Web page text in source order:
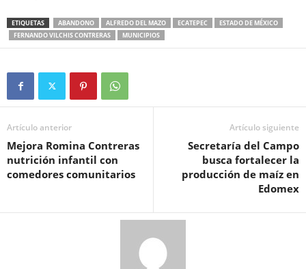
ETIQUETAS ABANDONO ALFREDO DEL MAZO ECATEPEC
ESTADO DE MÉXICO
FERNANDO VILCHIS CONTRERAS
MUNICIPIOS
Artículo anterior
Mejora Romina Contreras
nutrición infantil con
comedores comunitarios
Artículo siguiente
Secretaría del Campo
busca fortalecer la
producción de maíz en
Edomex